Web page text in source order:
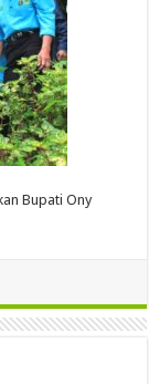
Bupati Ony